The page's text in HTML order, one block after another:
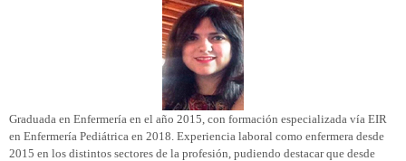
Graduada en Enfermería en el año 2015, con formación especializada vía EIR
en Enfermería Pediátrica en 2018. Experiencia laboral como enfermera desde
2015 en los distintos sectores de la profesión, pudiendo destacar que desde